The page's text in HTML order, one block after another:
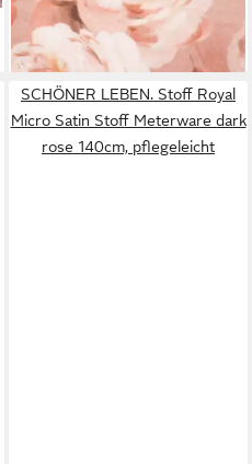
(28,95 €/ 1 m)
lieferbar - in 3-4 Werktagen bei dir
SCHÖNER LEBEN. Stoff Royal
Micro Satin Stoff Meterware dark
rose 140cm, pflegeleicht